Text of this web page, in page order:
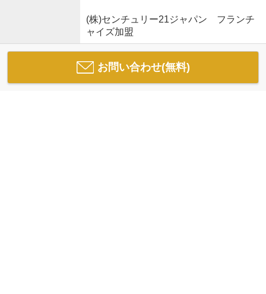
(株)センチュリー21ジャパン フランチ
ャイズ加盟
お問い合わせ(無料)